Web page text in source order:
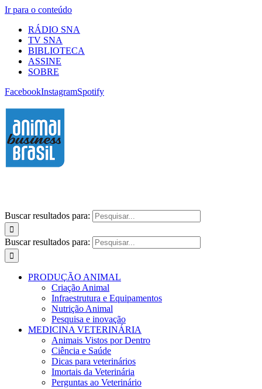
Ir para o conteúdo
RÁDIO SNA
TV SNA
BIBLIOTECA
ASSINE
SOBRE
FacebookInstagramSpotify
Buscar resultados para:
Buscar resultados para:
PRODUÇÃO ANIMAL
Criação Animal
Infraestrutura e Equipamentos
Nutrição Animal
Pesquisa e inovação
MEDICINA VETERINÁRIA
Animais Vistos por Dentro
Ciência e Saúde
Dicas para veterinários
Imortais da Veterinária
Perguntas ao Veterinário